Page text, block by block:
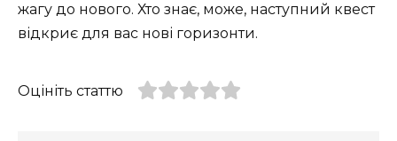
жагу до нового. Хто знає, може, наступний квест
відкриє для вас нові горизонти.
Оцініть статтю